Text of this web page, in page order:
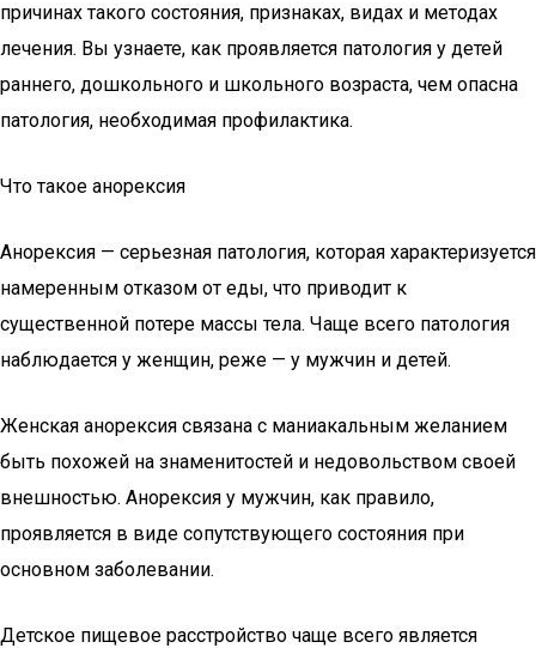
причинах такого состояния, признаках, видах и методах
лечения. Вы узнаете, как проявляется патология у детей
раннего, дошкольного и школьного возраста, чем опасна
патология, необходимая профилактика.
Что такое анорексия
Анорексия — серьезная патология, которая характеризуется
намеренным отказом от еды, что приводит к
существенной потере массы тела. Чаще всего патология
наблюдается у женщин, реже — у мужчин и детей.
Женская анорексия связана с маниакальным желанием
быть похожей на знаменитостей и недовольством своей
внешностью. Анорексия у мужчин, как правило,
проявляется в виде сопутствующего состояния при
основном заболевании.
Детское пищевое расстройство чаще всего является